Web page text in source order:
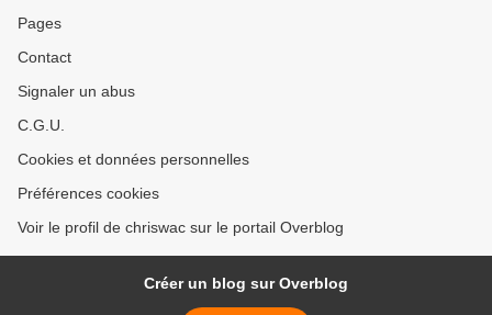
Pages
Contact
Signaler un abus
C.G.U.
Cookies et données personnelles
Préférences cookies
Voir le profil de chriswac sur le portail Overblog
Créer un blog sur Overblog